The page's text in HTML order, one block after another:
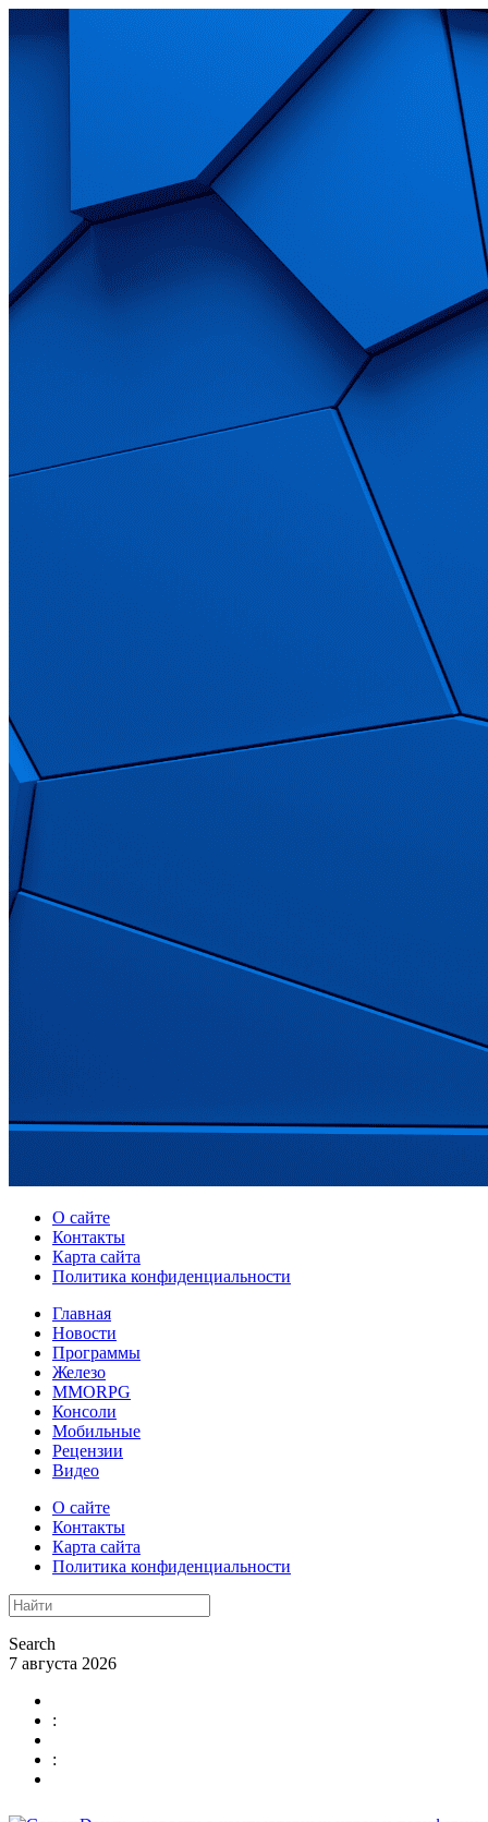
О сайте
Контакты
Карта сайта
Политика конфиденциальности
Главная
Новости
Программы
Железо
MMORPG
Консоли
Мобильные
Рецензии
Видео
О сайте
Контакты
Карта сайта
Политика конфиденциальности
Search
7 августа 2026
:
: